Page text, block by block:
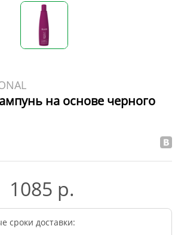
на основе черного
1085 р.
сроки доставки: